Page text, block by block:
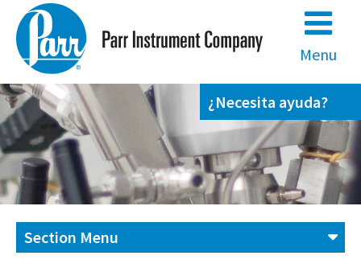
content
Menu
¿Necesita ayuda?
Contáctenos
Section Menu